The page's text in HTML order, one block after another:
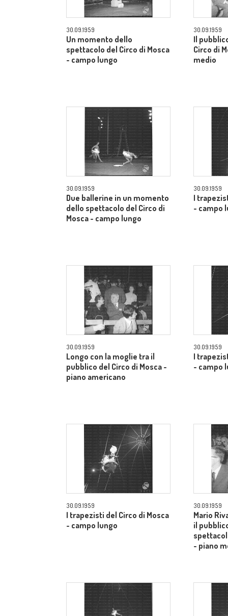
30.09.1959
Un momento dello
spettacolo del Circo di Mosca
- campo lungo
30.09.1959
Il
Circo di
medio
30.09.1959
Due ballerine in un momento
dello spettacolo del Circo di
Mosca - campo lungo
30.09.1959
I
- campo
30.09.1959
Longo con la moglie tra il
pubblico del Circo di Mosca -
piano americano
30.09.1959
I
- campo
30.09.1959
I trapezisti del Circo di Mosca
- campo lungo
30.09.1959
Mario
il
- piano